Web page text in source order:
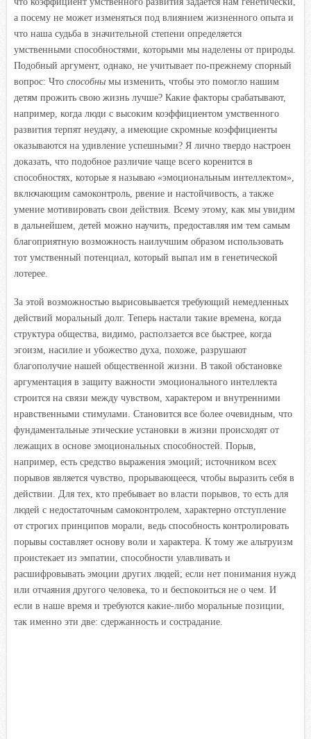
а посему не может изменяться под влиянием жизненного опыта и
что наша судьба в значительной степени определяется
умственными способностями, которыми мы наделены от природы.
Подобный аргумент, однако, не учитывает по-прежнему спорный
вопрос: Что способны мы изменить, чтобы это помогло нашим
детям прожить свою жизнь лучше? Какие факторы срабатывают,
например, когда люди с высоким коэффициентом умственного
развития терпят неудачу, а имеющие скромные коэффициенты
оказываются на удивление успешными? Я лично твердо настроен
доказать, что подобное различие чаще всего коренится в
способностях, которые я называю «эмоциональным интеллектом»,
включающим самоконтроль, рвение и настойчивость, а также
умение мотивировать свои действия. Всему этому, как мы увидим
в дальнейшем, детей можно научить, предоставляя им тем самым
благоприятную возможность наилучшим образом использовать
тот умственный потенциал, который выпал им в генетической
лотерее.
За этой возможностью вырисовывается требующий немедленных
действий моральный долг. Теперь настали такие времена, когда
структура общества, видимо, расползается все быстрее, когда
эгоизм, насилие и убожество духа, похоже, разрушают
благополучие нашей общественной жизни. В такой обстановке
аргументация в защиту важности эмоционального интеллекта
строится на связи между чувством, характером и внутренними
нравственными стимулами. Становится все более очевидным, что
фундаментальные этические установки в жизни происходят от
лежащих в основе эмоциональных способностей. Порыв,
например, есть средство выражения эмоций; источником всех
порывов является чувство, прорывающееся, чтобы выразить себя в
действии. Для тех, кто пребывает во власти порывов, то есть для
людей с недостаточным самоконтролем, характерно отступление
от строгих принципов морали, ведь способность контролировать
порывы составляет основу воли и характера. К тому же альтруизм
проистекает из эмпатии, способности улавливать и
расшифровывать эмоции других людей; если нет понимания нужд
или отчаяния другого человека, то и беспокоиться не о чем. И
если в наше время и требуются какие-либо моральные позиции,
так именно эти две: сдержанность и сострадание.